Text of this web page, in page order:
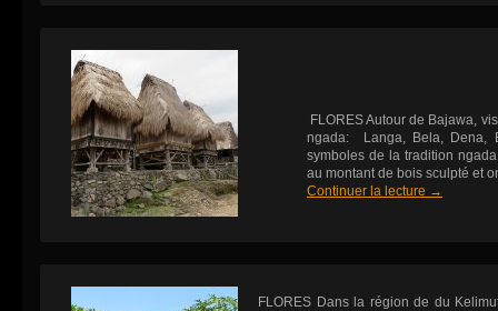
FLORES Autour de Bajawa,
ngada: Langa, Bela, Dena,
symboles de la tradition
au montant de bois sculpté et
Continuer la lecture →
FLORES Dans la région de du